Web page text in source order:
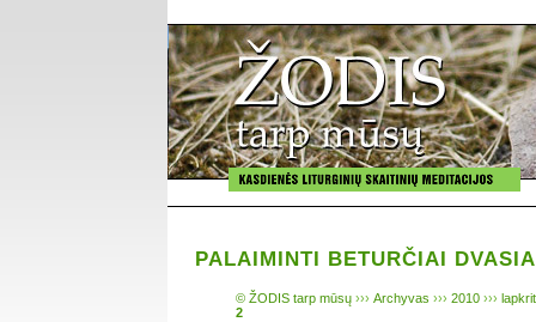
PALAIMINTI BETURČIAI DVASIA
© ŽODIS tarp mūsų ››› Archyvas ››› 2010 ›››
2